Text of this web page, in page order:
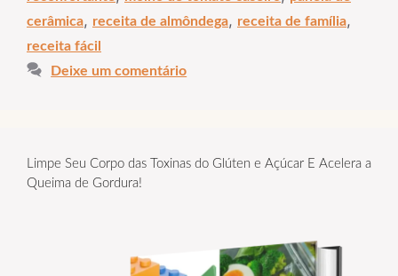
cerâmica, receita de almôndega, receita de família,
receita fácil
Deixe um comentário
Limpe Seu Corpo das Toxinas do Glúten e Açúcar E Acelera a
Queima de Gordura!